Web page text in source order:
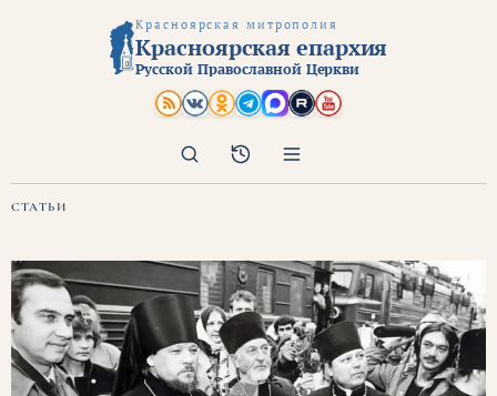
Красноярская митрополия
Красноярская епархия
Русской Православной Церкви
Архив
Поиск
СТАТЬИ